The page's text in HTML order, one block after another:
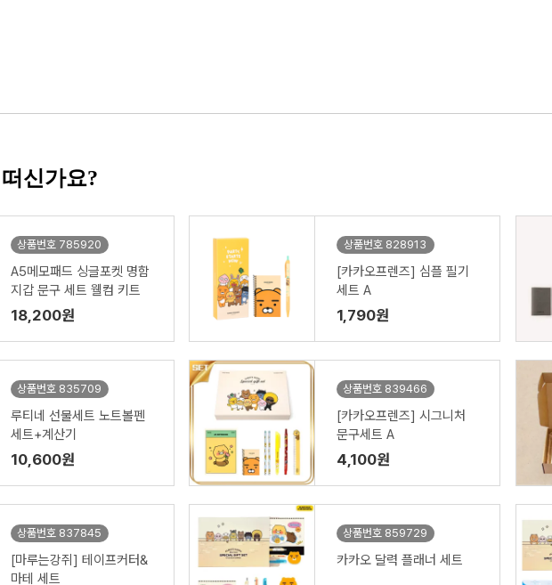
신가요?
상품번호 785920
A5메모패드 싱글포켓 명함
지갑 문구 세트 웰컴 키트
18,200원
상품번호 828913
[카카오프렌즈] 심플 필기
세트 A
1,790원
상품번호 835709
루티네 선물세트 노트볼펜
세트+계산기
10,600원
상품번호 839466
[카카오프렌즈] 시그니처
문구세트 A
4,100원
상품번호 837845
[마루는강쥐] 테이프커터&
마테 세트
상품번호 859729
카카오 달력 플래너 세트